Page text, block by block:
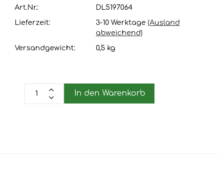
Art.Nr.:
DL5197064
Lieferzeit:
3-10 Werktage (Ausland
abweichend)
Versandgewicht:
0,5 kg
In den Warenkorb